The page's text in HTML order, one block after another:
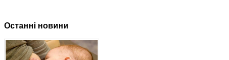
Останні новини